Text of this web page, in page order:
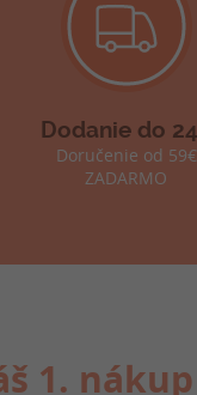
Dodanie do
Doručenie od 59€
ZADARMO
1. nákup